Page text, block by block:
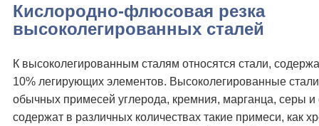
Кислородно-флюсовая резка
высоколегированных сталей
К высоколегированным сталям относятся стали,
10% легирующих элементов. Высоколегированные
обычных примесей углерода, кремния, марганца, серы
содержат в различных количествах такие примеси, как